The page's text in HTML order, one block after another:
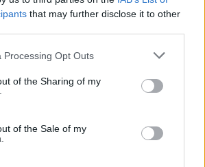
that may further disclose it to other
Processing Opt Outs
of the Sharing of my
of the Sale of my
00:00:59
Vilniaus Vakarinis aplinkkelis: